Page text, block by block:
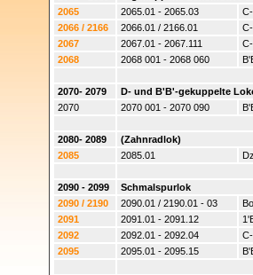
2065
2065.01 - 2065.03
2066 / 2166
2066.01 / 2166.01
2067
2067.01 - 2067.111
2068
2068 001 - 2068 060
2070- 2079
D- und B'B'-gekuppelte
2070
2070 001 - 2070 090
2080- 2089
(Zahnradlok)
2085
2085.01
2090 - 2099
Schmalspurlok
2090 / 2190
2090.01 / 2190.01 - 03
2091
2091.01 - 2091.12
2092
2092.01 - 2092.04
2095
2095.01 - 2095.15